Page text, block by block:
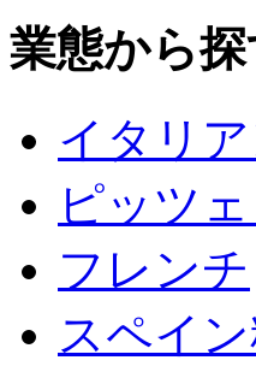
業態から探
イタリ
ピッツ
フレンチ
スペイ